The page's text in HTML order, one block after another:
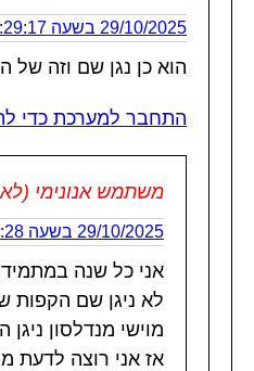
29/10/2025 בשעה 19:29:17
הוא כן נגן שם וזה של
התחבר למערכת כדי
משתמש אנונימי
29/10/2025 בשעה 19:33:28
אני כל שנה
לא ניגן שם הקפות
מוישי מנדלסון ניגן
אז אני רוצה לדעת